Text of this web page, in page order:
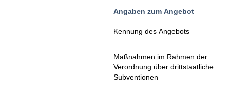
Angaben zum Angebot
Kennung des Angebots
Maßnahmen im Rahmen der
Verordnung über drittstaatliche
Subventionen